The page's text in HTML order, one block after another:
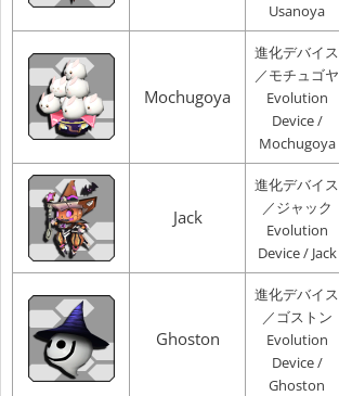
Usanoya
Mochugoya
進化デバイス
／モチュゴヤ
Evolution
Device /
Mochugoya
Jack
進化デバイス
／ジャック
Evolution
Device / Jack
Ghoston
進化デバイス
／ゴストン
Evolution
Device /
Ghoston